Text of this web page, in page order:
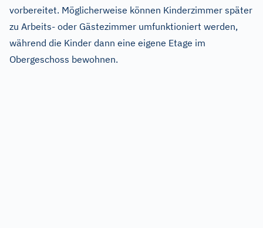
vorbereitet. Möglicherweise können Kinderzimmer später
zu Arbeits- oder Gästezimmer umfunktioniert werden,
während die Kinder dann eine eigene Etage im
Obergeschoss bewohnen.